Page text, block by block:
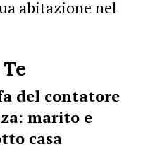
abitazione nel
del contatore
marito e
casa